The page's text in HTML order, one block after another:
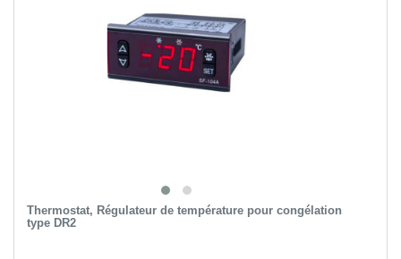
Thermostat, Régulateur de température pour congélation
type DR2